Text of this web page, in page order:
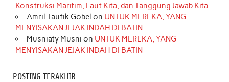
k
a
m
s
t
n
Konstruksi Maritim, Laut Kita, dan Tanggung Jawab Kita
Amril Taufik Gobel on UNTUK MEREKA, YANG
MENYISAKAN JEJAK INDAH DI BATIN
Musniaty Musni on UNTUK MEREKA, YANG
MENYISAKAN JEJAK INDAH DI BATIN
POSTING TERAKHIR